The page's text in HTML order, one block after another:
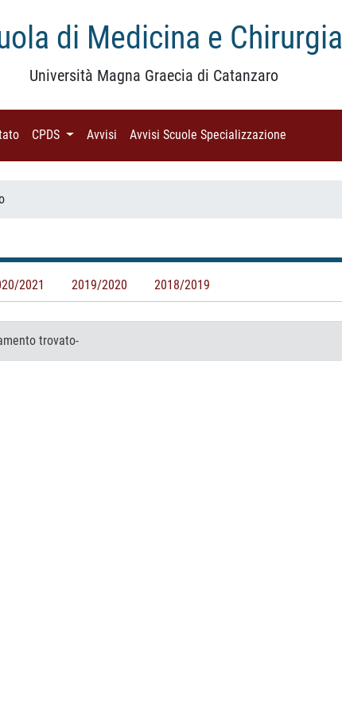
di Medicina e Chirurgia
Università Magna Graecia di Catanzaro
(current)
CPDS (current)
Avvisi (current)
Avvisi Scuole Specializzazione
2021 2019/2020 2018/2019
trovato-